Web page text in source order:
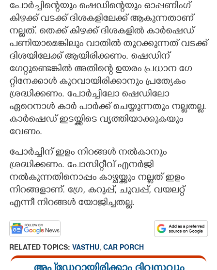
പോർച്ചിന്റെയും ഷെഡിന്റെയും ഓപ്പണിംഗ്
കിഴക്ക് വടക്ക് ദിശകളിലേക്ക് ആകുന്നതാണ്
നല്ലത്. തെക്ക് കിഴക്ക് ദിശകളിൽ കാർഷെഡ്
പണിയാമെങ്കിലും വാതിൽ തുറക്കുന്നത് വടക്ക്
ദിശയിലേക്ക് ആയിരിക്കണം. ഷെഡിന്
ഗേറ്റുണ്ടെങ്കിൽ അതിന്റെ ഉയരം പ്രധാന ഗേ​
റ്റിനേക്കാൾ കുറവായിരിക്കാനും പ്രത്യേകം
ശ്രദ്ധിക്കണം. പോർച്ചിലോ ഷെഡിലോ
ഏറെനാൾ കാർ പാർക്ക് ചെയ്യുന്നതും നല്ലതല്ല.
കാർഷെഡ് ഇടയ്ക്കിടെ വൃത്തിയാക്കുകയും
വേണം.
പോർച്ചിന് ഇളം നിറങ്ങൾ നൽകാനും
ശ്രദ്ധിക്കണം. പോസിറ്റീവ് എനർജി
നൽകുന്നതിനൊപ്പം കാഴ്ചയ്ക്കും നല്ളത് ഇളം
നിറങ്ങളാണ്. ഗ്രേ, കറുപ്പ്, ചുവപ്പ്, വയലറ്റ്
എന്നീ നിറങ്ങൾ യോജിച്ചതല്ല.
RELATED TOPICS: VASTHU, CAR PORCH